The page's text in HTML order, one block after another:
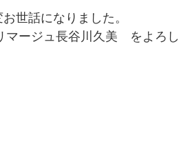
世話になりました。
マージュ長谷川久美　をよろし